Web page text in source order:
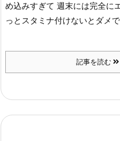
め込みすぎて 週末には完全に
っとスタミナ付けないとダメ
記事を読む